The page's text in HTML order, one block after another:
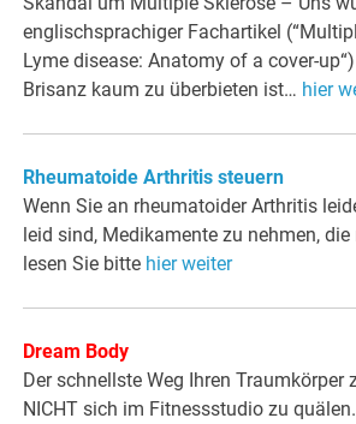
englischsprachiger Fachartikel
Lyme disease: Anatomy of a cover-
Brisanz kaum zu überbieten ist… hier
Rheumatoide Arthritis steuern
Wenn Sie an rheumatoider Arthritis
leid sind, Medikamente zu nehmen,
lesen Sie bitte hier weiter
Dream Body
Der schnellste Weg Ihren Traumkörper
NICHT sich im Fitnessstudio zu